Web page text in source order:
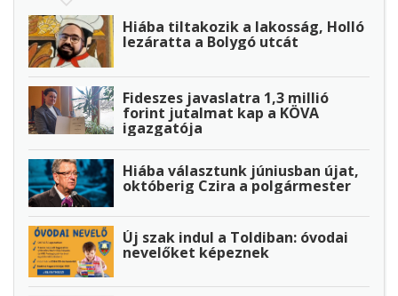
Hiába tiltakozik a lakosság, Holló
lezáratta a Bolygó utcát
Fideszes javaslatra 1,3 millió
forint jutalmat kap a KÖVA
igazgatója
Hiába választunk júniusban újat,
októberig Czira a polgármester
Új szak indul a Toldiban: óvodai
nevelőket képeznek